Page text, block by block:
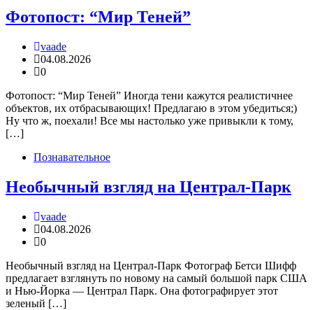
Фотопост: “Мир Теней”
vaade
04.08.2026
0
Фотопост: “Мир Теней” Иногда тени кажутся реалистичнее
объектов, их отбрасывающих! Предлагаю в этом убедиться;)
Ну что ж, поехали! Все мы настолько уже привыкли к тому,
[…]
Познавательное
Необычный взгляд на Централ-Парк
vaade
04.08.2026
0
Необычный взгляд на Централ-Парк Фотограф Бетси Шифф
предлагает взглянуть по новому на самый большой парк США
и Нью-Йорка — Централ Парк. Она фотографирует этот
зеленый […]